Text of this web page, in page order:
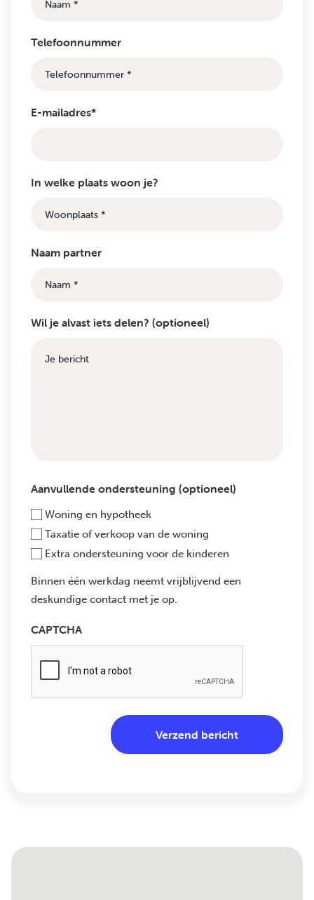
Telefoonnummer
E-mailadres*
In welke plaats woon je?
Naam partner
Wil je alvast iets delen? (optioneel)
Aanvullende ondersteuning (optioneel)
Woning en hypotheek
Taxatie of verkoop van de woning
Extra ondersteuning voor de kinderen
Binnen één werkdag neemt vrijblijvend een
deskundige contact met je op.
CAPTCHA